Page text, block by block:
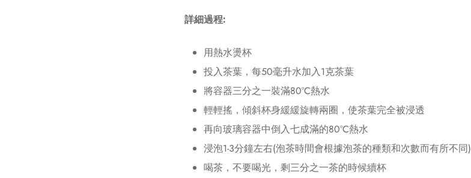
詳細過程:
用熱水燙杯
投入茶葉，每50毫升水加入1克茶葉
將容器三分之一裝滿80°C熱水
輕輕搖，傾斜杯身緩緩旋轉兩圈，使茶葉完全被浸透
再向玻璃容器中倒入七成滿的80°C熱水
浸泡1-3分鐘左右(泡茶時間會根據泡茶的種類和次數而有所不同)
喝茶，不要喝光，剩三分之一茶的時候續杯